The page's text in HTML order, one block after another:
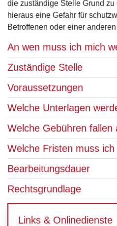
die zuständige Stelle Grund
hieraus eine Gefahr für
Betroffenen oder einer
An wen muss ich mich
Zuständige Stelle
Voraussetzungen
Welche Unterlagen
Welche Gebühren fallen
Welche Fristen muss
Bearbeitungsdauer
Rechtsgrundlage
Links & Onlinedienste